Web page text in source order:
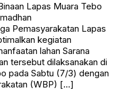
Lapas Muara Tebo
Pemasyarakatan Lapas
kegiatan
lahan Sarana
tersebut dilaksanakan di
pada Sabtu (7/3) dengan
(WBP) […]